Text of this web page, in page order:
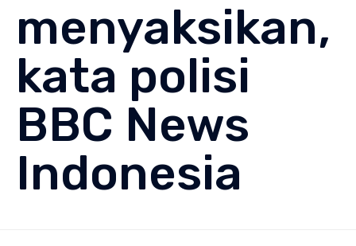
menyaksikan,
kata polisi
BBC News
Indonesia